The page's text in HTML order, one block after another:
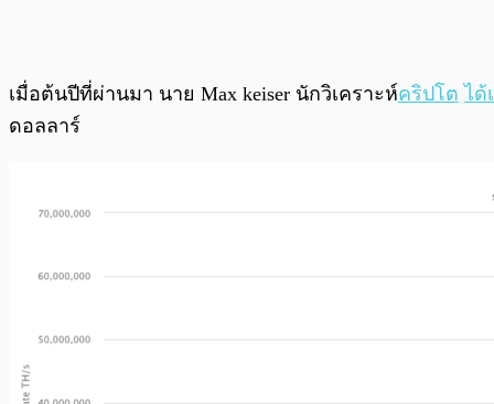
เมื่อต้นปีที่ผ่านมา นาย Max keiser นักวิเคราะห์คริปโต ได้
ดอลลาร์